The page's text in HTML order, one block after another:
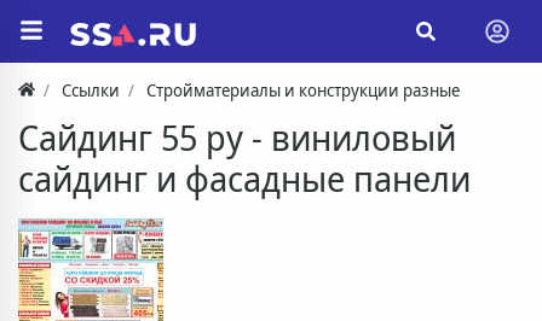
Ссылки Стройматериалы и конструкции разные
Сайдинг 55 ру - виниловый
сайдинг и фасадные панели